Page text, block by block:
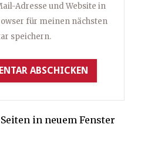
Adresse und Website in
für meinen nächsten
speichern.
in neuem Fenster